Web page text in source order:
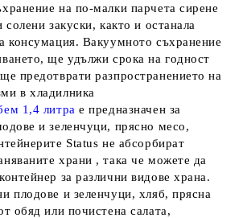
на по-малки парчета сирене
закуски, както и останала
консумация. Вакуумното съхранение
,ще удължи срока на годност
ще предотврати разпространението на
в хладилника
1,4 литра е предназначен за
и зеленчуци, прясно месо,
Statusне абсорбират
храни , така че можете да
за различни видове храна.
плодове и зеленчуци, хляб, прясна
обяд или почистена салата,